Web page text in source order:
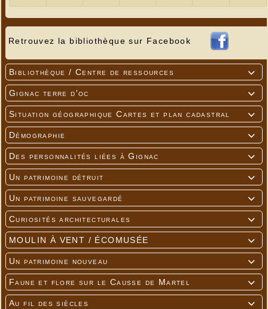
Retrouvez la bibliothèque sur Facebook

Bibliothèque / Centre de ressources

Gignac terre d'oc

Situation géographique Cartes et plan cadastral

Démographie

Des personnalités liées à Gignac

Un patrimoine détruit

Un patrimoine sauvegardé

Curiosités architecturales

MOULIN À VENT / ÉCOMUSÉE

Un patrimoine nouveau

Faune et flore sur le Causse de Martel

Au fil des siècles